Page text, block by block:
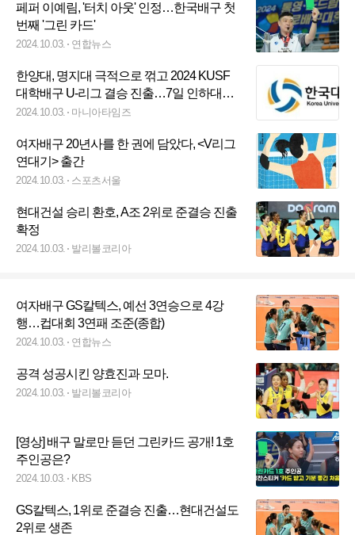
페퍼 이예림, '터치 아웃' 인정…한국배구 첫
번째 '그린 카드'
2024.10.03. 연합뉴스
한양대, 명지대 극적으로 꺾고 2024 KUSF
대학배구 U-리그 결승 진출…7일 인하대와
한판 승부
2024.10.03. 마니아타임즈
여자배구 20년사를 한 권에 담았다, <V리그
연대기> 출간
2024.10.03. 스포츠서울
현대건설 승리 환호, A조 2위로 준결승 진출
확정
2024.10.03. 발리볼코리아
여자배구 GS칼텍스, 예선 3연승으로 4강
행…컵대회 3연패 조준(종합)
2024.10.03. 연합뉴스
공격 성공시킨 양효진과 모마.
2024.10.03. 발리볼코리아
[영상] 배구 말로만 듣던 그린카드 공개! 1호
주인공은?
2024.10.03. KBS
GS칼텍스, 1위로 준결승 진출…현대건설도
2위로 생존